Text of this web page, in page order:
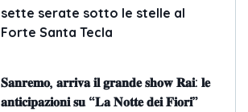
sette serate sotto le stelle al
Forte Santa Tecla
𝐒𝐚𝐧𝐫𝐞𝐦𝐨, 𝐚𝐫𝐫𝐢𝐯𝐚 𝐢𝐥 𝐠𝐫𝐚𝐧𝐝𝐞 𝐬𝐡𝐨𝐰 𝐑𝐚𝐢: 𝐥𝐞
𝐚𝐧𝐭𝐢𝐜𝐢𝐩𝐚𝐳𝐢𝐨𝐧𝐢 𝐬𝐮 “𝐋𝐚 𝐍𝐨𝐭𝐭𝐞 𝐝𝐞𝐢 𝐅𝐢𝐨𝐫𝐢”